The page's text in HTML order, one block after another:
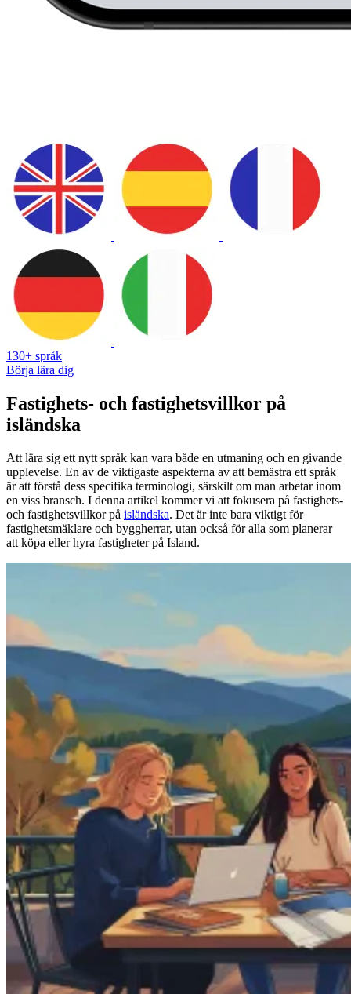
130+ språk
Börja lära dig
Fastighets- och fastighetsvillkor på
isländska
Att lära sig ett nytt språk kan vara både en utmaning och en givande
upplevelse. En av de viktigaste aspekterna av att bemästra ett språk
är att förstå dess specifika terminologi, särskilt om man arbetar inom
en viss bransch. I denna artikel kommer vi att fokusera på fastighets-
och fastighetsvillkor på isländska. Det är inte bara viktigt för
fastighetsmäklare och byggherrar, utan också för alla som planerar
att köpa eller hyra fastigheter på Island.